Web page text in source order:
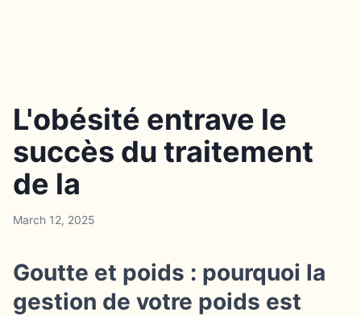
L'obésité entrave le
succès du traitement
de la
March 12, 2025
Goutte et poids : pourquoi la
gestion de votre poids est